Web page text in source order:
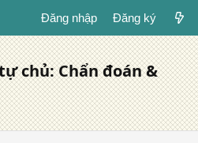
Đăng nhập Đăng ký
chủ: Chẩn đoán &